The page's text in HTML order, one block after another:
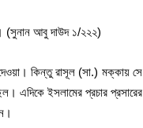
(সুনান আবু দাউদ ১/২২২)
কিন্তু রাসূল (সা.) মক্কায় সে
এদিকে ইসলামের প্রচার প্রসারের